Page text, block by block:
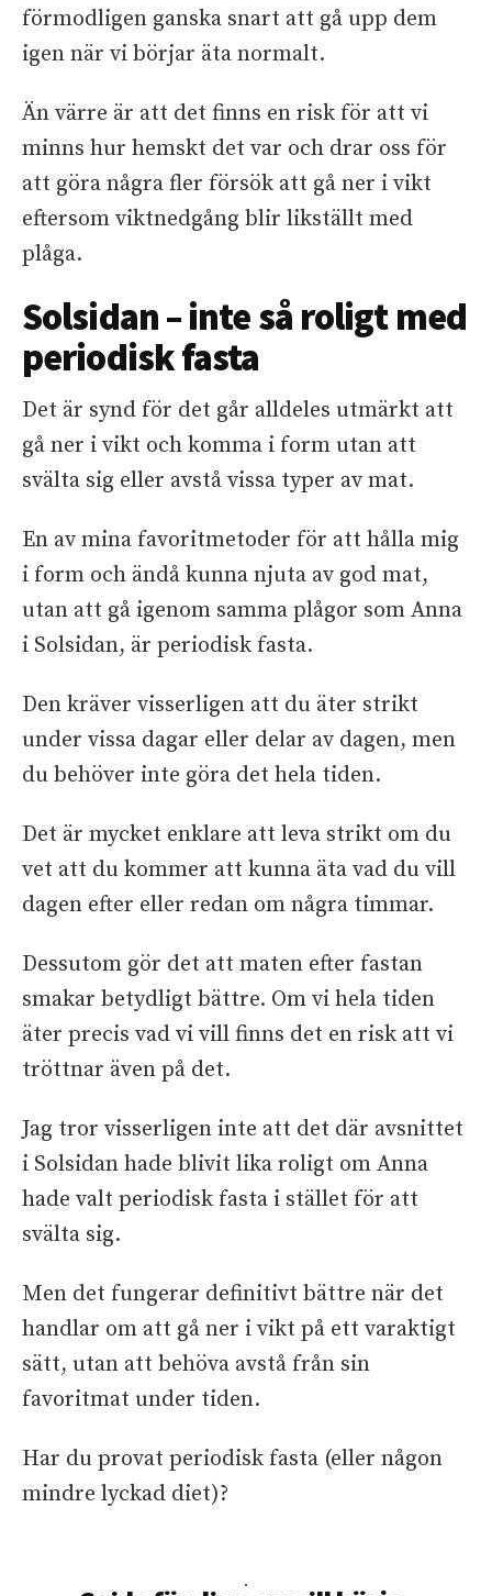
förmodligen ganska snart att gå upp dem
igen när vi börjar äta normalt.
Än värre är att det finns en risk för att vi
minns hur hemskt det var och drar oss för
att göra några fler försök att gå ner i vikt
eftersom viktnedgång blir likställt med
plåga.
Solsidan – inte så roligt med
periodisk fasta
Det är synd för det går alldeles utmärkt att
gå ner i vikt och komma i form utan att
svälta sig eller avstå vissa typer av mat.
En av mina favoritmetoder för att hålla mig
i form och ändå kunna njuta av god mat,
utan att gå igenom samma plågor som Anna
i Solsidan, är periodisk fasta.
Den kräver visserligen att du äter strikt
under vissa dagar eller delar av dagen, men
du behöver inte göra det hela tiden.
Det är mycket enklare att leva strikt om du
vet att du kommer att kunna äta vad du vill
dagen efter eller redan om några timmar.
Dessutom gör det att maten efter fastan
smakar betydligt bättre. Om vi hela tiden
äter precis vad vi vill finns det en risk att vi
tröttnar även på det.
Jag tror visserligen inte att det där avsnittet
i Solsidan hade blivit lika roligt om Anna
hade valt periodisk fasta i stället för att
svälta sig.
Men det fungerar definitivt bättre när det
handlar om att gå ner i vikt på ett varaktigt
sätt, utan att behöva avstå från sin
favoritmat under tiden.
Har du provat periodisk fasta (eller någon
mindre lyckad diet)?